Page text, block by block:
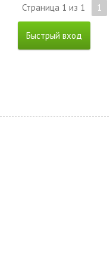
Страница 1 из 1 1